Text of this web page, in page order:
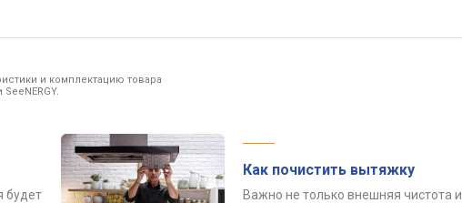
и комплектацию товара
будет
Как почистить вытяжку
Важно не только внешняя чистота и